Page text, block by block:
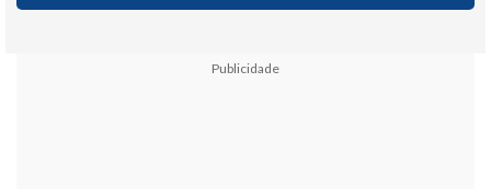
Publicidade